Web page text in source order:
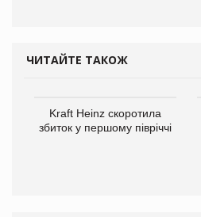
ЧИТАЙТЕ ТАКОЖ
Kraft Heinz скоротила
збиток у першому півріччі